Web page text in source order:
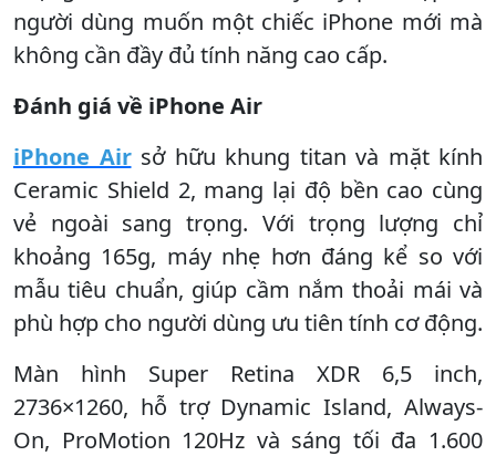
người dùng muốn một chiếc iPhone mới mà
không cần đầy đủ tính năng cao cấp.
Đánh giá về iPhone Air
iPhone Air sở hữu khung titan và mặt kính
Ceramic Shield 2, mang lại độ bền cao cùng
vẻ ngoài sang trọng. Với trọng lượng chỉ
khoảng 165g, máy nhẹ hơn đáng kể so với
mẫu tiêu chuẩn, giúp cầm nắm thoải mái và
phù hợp cho người dùng ưu tiên tính cơ động.
Màn hình Super Retina XDR 6,5 inch,
2736×1260, hỗ trợ Dynamic Island, Always-
On, ProMotion 120Hz và sáng tối đa 1.600